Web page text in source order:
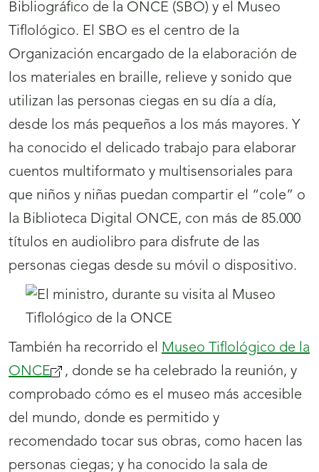
Bibliográfico de la ONCE (SBO) y el Museo
Tiflológico. El SBO es el centro de la
Organización encargado de la elaboración de
los materiales en braille, relieve y sonido que
utilizan las personas ciegas en su día a día,
desde los más pequeños a los más mayores. Y
ha conocido el delicado trabajo para elaborar
cuentos multiformato y multisensoriales para
que niños y niñas puedan compartir el “cole” o
la Biblioteca Digital ONCE, con más de 85.000
títulos en audiolibro para disfrute de las
personas ciegas desde su móvil o dispositivo.
También ha recorrido el Museo Tiflológico de la
ONCE(se
abrirá
nueva
ventana)
, donde se ha celebrado la reunión, y
comprobado cómo es el museo más accesible
del mundo, donde es permitido y
recomendado tocar sus obras, como hacen las
personas ciegas; y ha conocido la sala de